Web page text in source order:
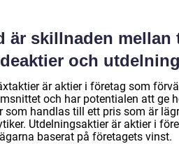
är skillnaden mellan
och
är aktier i företag som
och har potentialen att ge
som handlas till ett pris som är
Utdelningsaktier är aktier i
baserat på företagets vinst.